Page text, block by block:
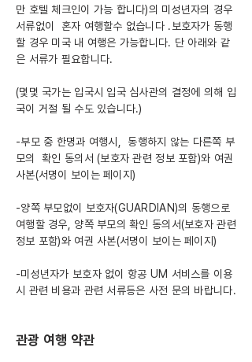
만 호텔 체크인이 가능 합니다)의 미성년자의 경우
서류없이 혼자 여행할수 없습니다 .보호자가 동행
할 경우 미국 내 여행은 가능합니다. 단 아래와 같
은 서류가 필요합니다.
(몇몇 국가는 입국시 입국 심사관의 결정에 의해 입
국이 거절 될 수도 있습니다.)
-부모 중 한명과 여행시, 동행하지 않는 다른쪽 부
모의 확인 동의서 (보호자 관련 정보 포함)와 여권
사본(서명이 보이는 페이지)
-양쪽 부모없이 보호자(GUARDIAN)의 동행으로
여행할 경우, 양쪽 부모의 확인 동의서(보호자 관련
정보 포함)와 여권 사본(서명이 보이는 페이지)
-미성년자가 보호자 없이 항공 UM 서비스를 이용
시 관련 비용과 관련 서류등은 사전 문의 바랍니다.
관광 여행 약관